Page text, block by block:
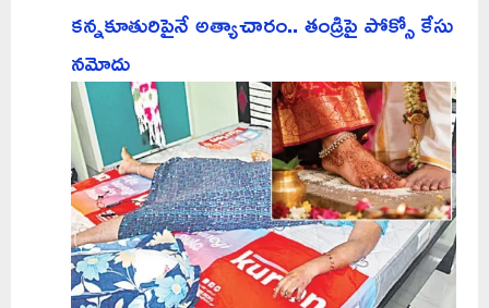
కన్నకూతురిపైనే అత్యాచారం.. తండ్రిపై పోక్సో కేసు
నమోదు